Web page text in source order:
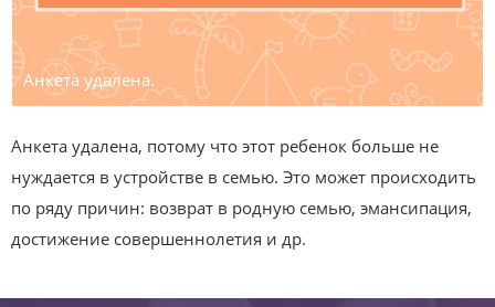
Анкета удалена.
Анкета удалена, потому что этот ребенок больше не
нуждается в устройстве в семью. Это может происходить
по ряду причин: возврат в родную семью, эмансипация,
достижение совершеннолетия и др.